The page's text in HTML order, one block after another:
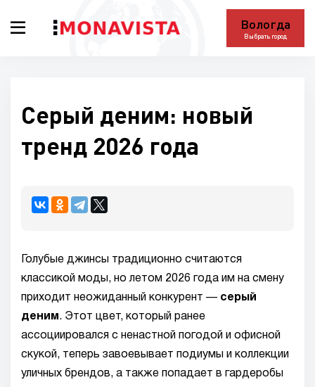
Вологда
Выбрать город
Серый деним: новый
тренд 2026 года
Голубые джинсы традиционно считаются
классикой моды, но летом 2026 года им на смену
приходит неожиданный конкурент — серый
деним . Этот цвет, который ранее
ассоциировался с ненастной погодой и офисной
скукой, теперь завоевывает подиумы и коллекции
уличных брендов, а также попадает в гардеробы